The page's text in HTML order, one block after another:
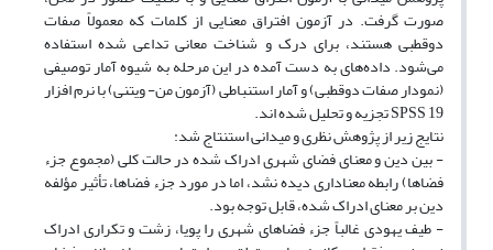
صورت گرفت. در آزمون افتراق معنایی از کلمات که معمولاً صفات
دوقطبی هستند، برای درک و شناخت معانی تداعی شده استفاده
می‌شود. داده‌های به دست آمده در این مرحله به شیوه آمار توصیفی
(نمودار صفات دوقطبی) و آمار استنباطی (آزمون من- ویتنی) با نرم افزار
SPSS 19 تجزیه و تحلیل شده اند.
نتایج زیر از پژوهش نظری و میدانی استنتاج شد:
- بین دین و معنای فضای شهری ادراک شده در حالت کلی (مجموع جزء
فضاها) رابطه معناداری دیده نشد، اما در مورد جزء فضاها، تأثیر مؤلفه
دین بر معنای ادراک شده، قابل توجه بود.
- طیف یهودی غالباً جزء فضاهای شهری را پویا، زشت و تکراری ادراک